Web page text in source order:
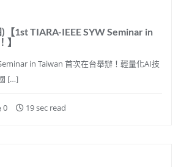
1st TIARA-IEEE SYW Seminar in
】
in Taiwan 首次在台舉辦！輕量化AI技
[…]
0 19 sec read